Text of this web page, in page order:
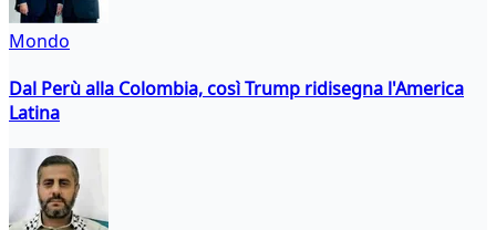
Mondo
Dal Perù alla Colombia, così Trump ridisegna l'America
Latina